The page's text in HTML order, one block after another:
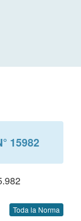
15982
Toda la Norma